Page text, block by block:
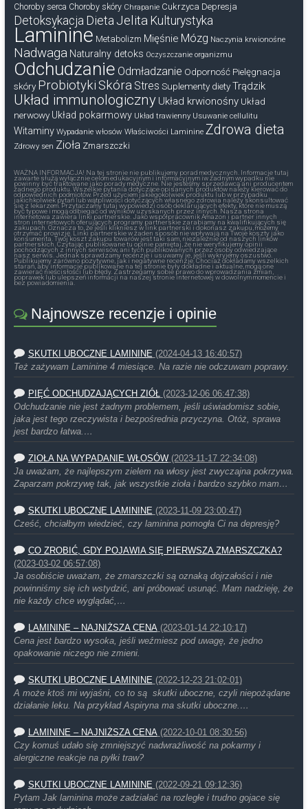
Choroby serca Choroby skóry Chrapanie Cukrzyca Depresja
Detoksykacja Dieta Jelita Kulturystyka
Laminine Metabolizm Mięśnie Mózg Naczynia krwionośne
Nadwaga Naturalny detoks Oczyszczanie organizmu
Odchudzanie Odmładzanie Odporność Pielęgnacja
skóry Probiotyki Skóra Stres Suplementy diety Trądzik
Układ immunologiczny Układ krwionośny Układ
nerwowy Układ pokarmowy Układ trawienny Usuwanie cellulitu
Witaminy Wypadanie włosów Właściwości Laminine Zdrowa dieta
Zdrowy sen Zioła Zmarszczki
WAŻNA INFORMACJA! Na tej stronie nie publikujemy porad medycznych. Informacje tutaj
zawarte służą wyłącznie celom edukacyjnym i informacyjnym iw żadnym wypadku nie
powinny być traktowane jako porady medyczne. Nie jesteśmy sprzedawcą ani producentem
żadnego produktu. Wszelkie pytania dotyczące opisanych produktów należy kierować do
odpowiednich podmiotów. Przed użyciem jakiegokolwiek produktu lub w przypadku
jakichkolwiek pytań lub wątpliwości dotyczących własnego zdrowia należy skonsultować
się z lekarzem. Przytaczamy tutaj wypowiedzi osób deklarujących efekty, które nie muszą
być typowe i mogą odbiegać od wyników uzyskanych przez innych. Nasza strona
internetowa zawiera linki partnerskie. Jako współpracownik Amazon i partner innych
stron internetowych oferujących programy partnerskie zarabiamy na kwalifikujących się
zakupach. Oznacza to, że jeśli klikniesz w link partnerski i dokonasz zakupu, możemy
otrzymać prowizję. Linki partnerskie w żaden sposób nie wpływają na Twoje koszty jako
konsumenta. Twój koszt zakupu towarów jest taki sam, niezależnie od naszych linków
partnerskich. Czytając publikowane tu opinie pamiętaj, że nie weryfikujemy opinii
pochodzących z innych serwisów, ani tych publikowanych przez osoby odwiedzające
nasz serwis. Jednak sprawdzamy recenzje i usuwamy je, jeśli wykryjemy oszustwo.
Publikujemy zarówno pozytywne, jak i negatywne recenzje. Chociaż dokładamy wszelkich
starań, aby informacje publikowane na tej stronie były dokładne i aktualne, mogą one
zawierać nieścisłości lub błędy. Zastrzegamy sobie prawo do wprowadzania zmian,
poprawek lub ulepszeń informacji na naszej stronie internetowej w dowolnym momencie i
bez powiadomienia.
Najnowsze recenzje i opinie
SKUTKI UBOCZNE LAMININE (2024-04-13 16:40:57)
Też zażywam Laminine 4 miesiące. Na razie nie odczuwam poprawy.
PIĘĆ ODCHUDZAJĄCYCH ZIÓŁ (2023-12-06 06:47:38)
Odchudzanie nie jest żadnym problemem, jeśli uświadomisz sobie,
jaka jest tego rzeczywista i bezpośrednia przyczyna. Otóż, sprawa
jest bardzo łatwa.…
ZIOŁA NA WYPADANIE WŁOSÓW (2023-11-17 22:34:08)
Ja uważam, że najlepszym zielem na włosy jest zwyczajna pokrzywa.
Zaparzam pokrzywę tak, jak wszystkie zioła i bardzo szybko mam…
SKUTKI UBOCZNE LAMININE (2023-11-09 23:00:47)
Cześć, chciałbym wiedzieć, czy laminina pomogła Ci na depresję?
CO ZROBIĆ, GDY POJAWIA SIĘ PIERWSZA ZMARSZCZKA?
(2023-03-02 06:57:08)
Ja osobiście uważam, że zmarszczki są oznaką dojrzałości i nie
powinniśmy się ich wstydzić, ani próbować usunąć. Mam nadzieję, że
nie każdy chce wyglądać,…
LAMININE – NAJNIŻSZA CENA (2023-01-14 22:10:17)
Cena jest bardzo wysoka, jeśli weźmiesz pod uwagę, że jedno
opakowanie niczego nie zmieni.
SKUTKI UBOCZNE LAMININE (2022-12-23 21:02:01)
A może ktoś mi wyjaśni, co to są skutki uboczne, czyli niepożądane
działanie leku. Na przykład Aspiryna ma skutki uboczne.…
LAMININE – NAJNIŻSZA CENA (2022-10-01 08:30:56)
Czy komuś udało się zmniejszyć nadwrażliwość na pokarmy i
alergiczne reakcje na pyłki traw?
SKUTKI UBOCZNE LAMININE (2022-09-21 09:12:36)
Pytam Jak laminina może zadziałać na rozległe i trudno gojace się